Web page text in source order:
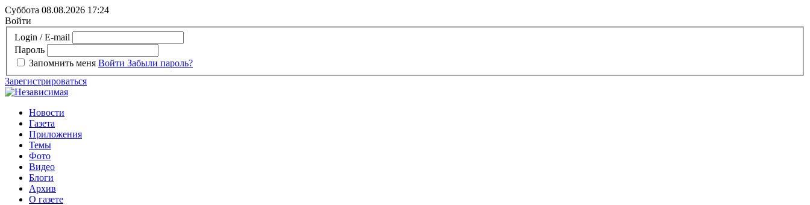
Суббота 08.08.2026 17:24
Войти
Login / E-mail
Пароль
Запомнить меня Войти Забыли пароль?
Зарегистрироваться
Новости
Газета
Приложения
Темы
Фото
Видео
Блоги
Архив
О газете